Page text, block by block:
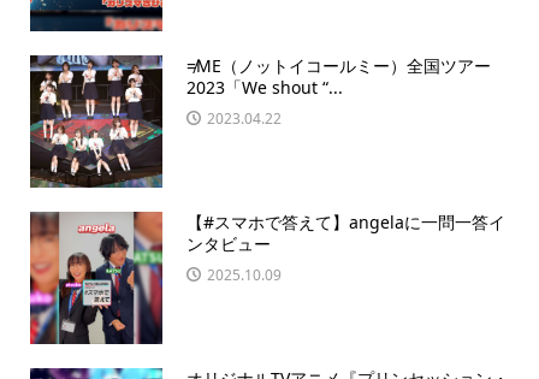
≠ME（ノットイコールミー）全国ツアー
2023「We shout “...
2023.04.22
【#スマホで答えて】angelaに一問一答イ
ンタビュー
2025.10.09